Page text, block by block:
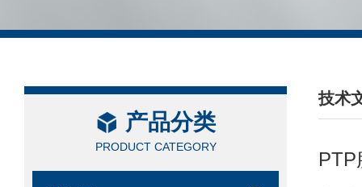
产品分类
PRODUCT CATEGORY
技术
/
PTP